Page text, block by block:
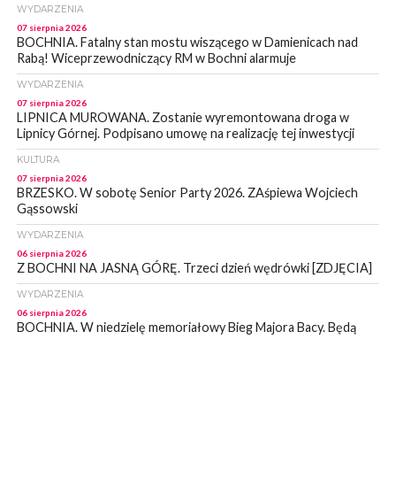
WYDARZENIA
07 sierpnia 2026
BOCHNIA. Fatalny stan mostu wiszącego w Damienicach nad
Rabą! Wiceprzewodniczący RM w Bochni alarmuje
WYDARZENIA
07 sierpnia 2026
LIPNICA MUROWANA. Zostanie wyremontowana droga w
Lipnicy Górnej. Podpisano umowę na realizację tej inwestycji
KULTURA
07 sierpnia 2026
BRZESKO. W sobotę Senior Party 2026. ZAśpiewa Wojciech
Gąssowski
WYDARZENIA
06 sierpnia 2026
Z BOCHNI NA JASNĄ GÓRĘ. Trzeci dzień wędrówki [ZDJĘCIA]
WYDARZENIA
06 sierpnia 2026
BOCHNIA. W niedzielę memoriałowy Bieg Majora Bacy. Będą